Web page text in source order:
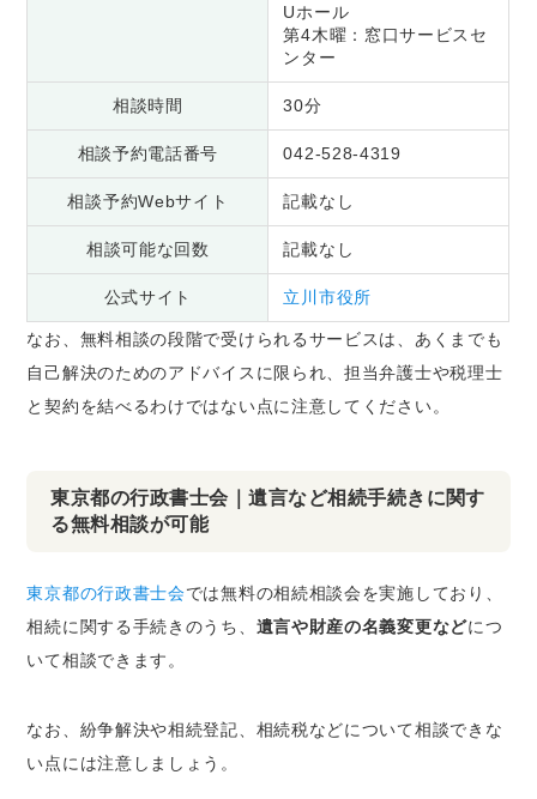
Uホール
第4木曜：窓口サービスセ
ンター
相談時間 30分
相談予約電話番号 042-528-4319
相談予約Webサイト 記載なし
相談可能な回数 記載なし
公式サイト 立川市役所
なお、無料相談の段階で受けられるサービスは、あくまでも
自己解決のためのアドバイスに限られ、担当弁護士や税理士
と契約を結べるわけではない点に注意してください。
東京都の行政書士会｜遺言など相続手続きに関す
る無料相談が可能
東京都の行政書士会では無料の相続相談会を実施しており、
相続に関する手続きのうち、 遺言や財産の名義変更などにつ
いて相談できます。
なお、 紛争解決や相続登記、相続税などについて相談できな
い点には注意しましょう。